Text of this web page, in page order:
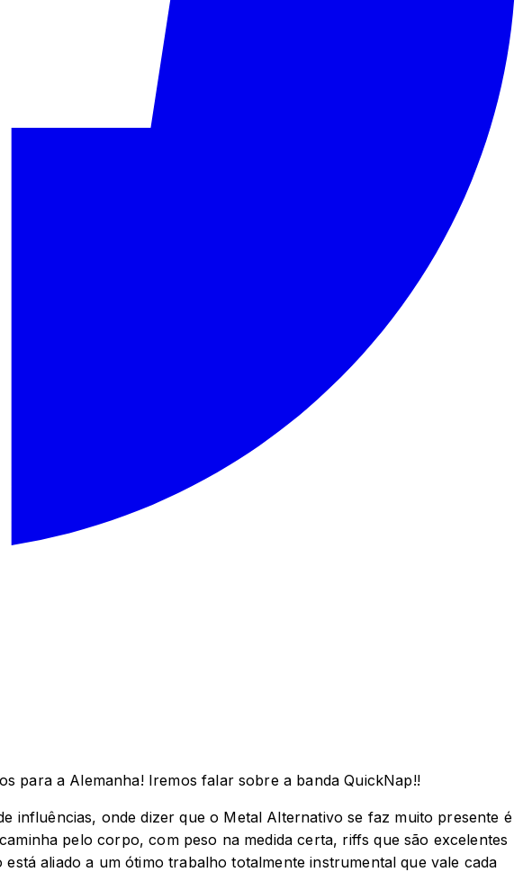
para a Alemanha! Iremos falar sobre a banda QuickNap!!
influências, onde dizer que o Metal Alternativo se faz muito presente é
pelo corpo, com peso na medida certa, riffs que são excelentes
aliado a um ótimo trabalho totalmente instrumental que vale cada